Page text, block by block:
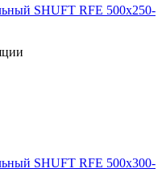
SHUFT RFE 500х250-
SHUFT RFE 500х300-